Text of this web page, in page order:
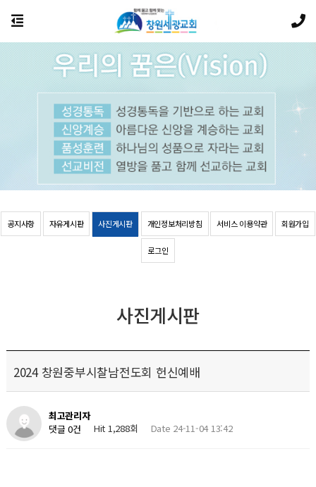
공지사항 자유게시판 사진게시판 개인정보처리방침 서비스 이용약관 회원가입
로그인
사진게시판
2024 창원중부시찰남전도회 헌신예배
최고관리자
댓글 0건
Hit 1,288회 Date 24-11-04 13:42